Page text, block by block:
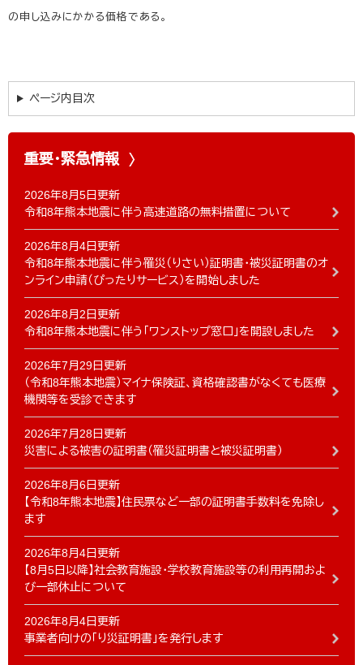
の申し込みにかかる価格である。
ページ内目次
重要・緊急情報
2026年8月5日更新
令和8年熊本地震に伴う高速道路の無料措置について
2026年8月4日更新
令和8年熊本地震に伴う罹災（りさい）証明書・被災証明書のオ
ンライン申請（ぴったりサービス）を開始しました
2026年8月2日更新
令和8年熊本地震に伴う「ワンストップ窓口」を開設しました
2026年7月29日更新
（令和8年熊本地震）マイナ保険証、資格確認書がなくても医療
機関等を受診できます
2026年7月28日更新
災害による被害の証明書（罹災証明書と被災証明書）
2026年8月6日更新
【令和8年熊本地震】住民票など一部の証明書手数料を免除し
ます
2026年8月4日更新
【8月5日以降】社会教育施設・学校教育施設等の利用再開およ
び一部休止について
2026年8月4日更新
事業者向けの「り災証明書」を発行します